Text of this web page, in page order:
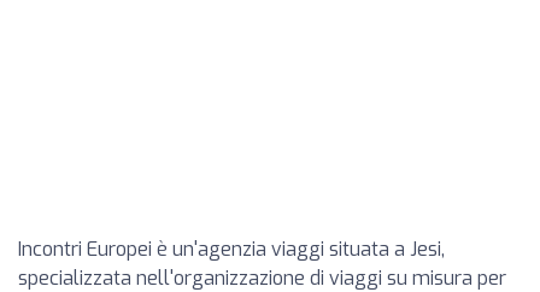
Incontri Europei è un'agenzia viaggi situata a Jesi,
specializzata nell'organizzazione di viaggi su misura per